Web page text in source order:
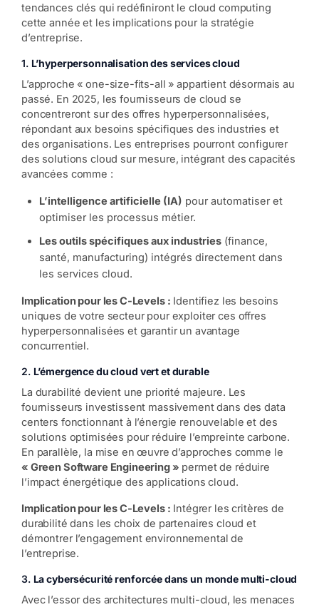
tendances clés qui redéfiniront le cloud computing
cette année et les implications pour la stratégie
d’entreprise.
1. L’hyperpersonnalisation des services cloud
L’approche « one-size-fits-all » appartient désormais au
passé. En 2025, les fournisseurs de cloud se
concentreront sur des offres hyperpersonnalisées,
répondant aux besoins spécifiques des industries et
des organisations. Les entreprises pourront configurer
des solutions cloud sur mesure, intégrant des capacités
avancées comme :
L’intelligence artificielle (IA) pour automatiser et
optimiser les processus métier.
Les outils spécifiques aux industries (finance,
santé, manufacturing) intégrés directement dans
les services cloud.
Implication pour les C-Levels : Identifiez les besoins
uniques de votre secteur pour exploiter ces offres
hyperpersonnalisées et garantir un avantage
concurrentiel.
2. L’émergence du cloud vert et durable
La durabilité devient une priorité majeure. Les
fournisseurs investissent massivement dans des data
centers fonctionnant à l’énergie renouvelable et des
solutions optimisées pour réduire l’empreinte carbone.
En parallèle, la mise en œuvre d’approches comme le
« Green Software Engineering » permet de réduire
l’impact énergétique des applications cloud.
Implication pour les C-Levels : Intégrer les critères de
durabilité dans les choix de partenaires cloud et
démontrer l’engagement environnemental de
l’entreprise.
3. La cybersécurité renforcée dans un monde multi-cloud
Avec l’essor des architectures multi-cloud, les menaces